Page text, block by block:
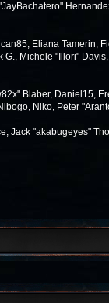
Eliana Tamerin,
Michele "Illori"
Blaber, Daniel15,
Niko, Peter
Jack "akabugeyes"